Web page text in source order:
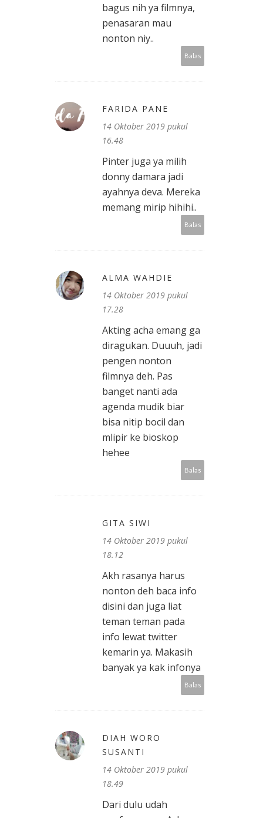
bagus nih ya filmnya,
penasaran mau
nonton niy..
Balas
FARIDA PANE
14 Oktober 2019 pukul
16.48
Pinter juga ya milih
donny damara jadi
ayahnya deva. Mereka
memang mirip hihihi..
Balas
ALMA WAHDIE
14 Oktober 2019 pukul
17.28
Akting acha emang ga
diragukan. Duuuh, jadi
pengen nonton
filmnya deh. Pas
banget nanti ada
agenda mudik biar
bisa nitip bocil dan
mlipir ke bioskop
hehee
Balas
GITA SIWI
14 Oktober 2019 pukul
18.12
Akh rasanya harus
nonton deh baca info
disini dan juga liat
teman teman pada
info lewat twitter
kemarin ya. Makasih
banyak ya kak infonya
Balas
DIAH WORO
SUSANTI
14 Oktober 2019 pukul
18.49
Dari dulu udah